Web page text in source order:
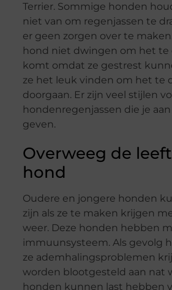
Terrier. Sommige honden
niet van om regenjassen te
er geen zorgen over te
hond niet dwingen om het te
komt omdat ze gestrest
ze het leuk vinden om het te
doorgaan. Er zijn veel stijlen
hondenregenjassen die je
geven.
Overweeg de
hond
Oudere en jongere honden
zijn als ze te maken krijgen
weer. Deze honden hebben
immuunsysteem. Als gevolg
ze ademhalingsproblemen
worden blootgesteld aan nat
honden kunnen last hebben